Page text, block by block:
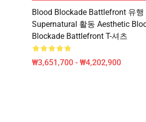
Blood Blockade Battlefront 유행
Supernatural 활동 Aesthetic
Blockade Battlefront T-셔츠
₩3,651,700 - ₩4,202,900